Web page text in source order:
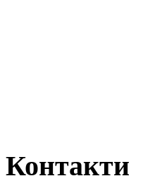
Контакти